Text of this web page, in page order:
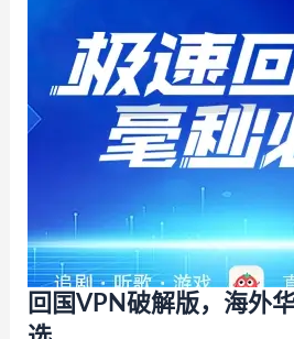
回国VPN破解版，海外